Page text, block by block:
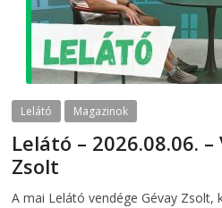
Lelátó Magazinok
Lelátó – 2026.08.06.
Zsolt
A mai Lelátó vendége Gévay Zsolt,